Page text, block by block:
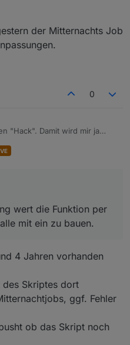
der Mitternachts Job
0
"Hack". Damit wird mir ja
wert die Funktion per
nicht bzgl. invalider Pakete
Verbindung zur WS
Sensor liegen.
der Anpassungen.
wert die Funktion per
mit ein zu bauen.
4 Jahren vorhanden
Skriptes dort
ggf. Fehler
ob das Skript noch